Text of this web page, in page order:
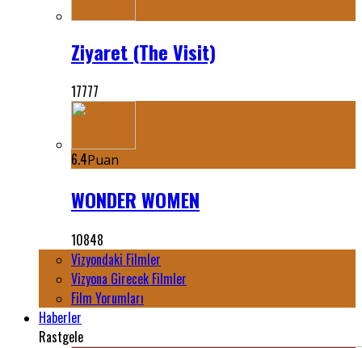
Ziyaret (The Visit)
17777
6.4Puan
WONDER WOMEN
10848
Vizyondaki Filmler
Vizyona Girecek Filmler
Film Yorumları
Haberler
Rastgele